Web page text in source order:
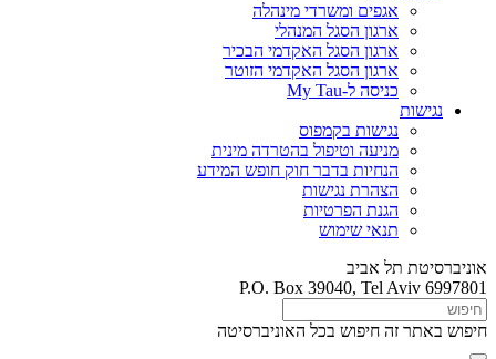
אגפים ומשרדי מינהלה
ארגון הסגל המנהלי
ארגון הסגל האקדמי הבכיר
ארגון הסגל האקדמי הזוטר
כניסה ל-My Tau
נגישות
נגישות בקמפוס
מניעה וטיפול בהטרדה מינית
הנחיות בדבר חוק חופש המידע
הצהרת נגישות
הגנת הפרטיות
תנאי שימוש
אוניברסיטת תל אביב
P.O. Box 39040, Tel Aviv 6997801
חיפוש באתר זה חיפוש בכל האוניברסיטה